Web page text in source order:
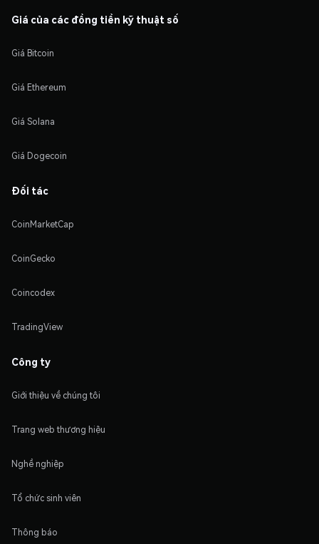
Giá của các đồng tiền kỹ thuật số
Giá Bitcoin
Giá Ethereum
Giá Solana
Giá Dogecoin
Đối tác
CoinMarketCap
CoinGecko
Coincodex
TradingView
Công ty
Giới thiệu về chúng tôi
Trang web thương hiệu
Nghề nghiệp
Tổ chức sinh viên
Thông báo